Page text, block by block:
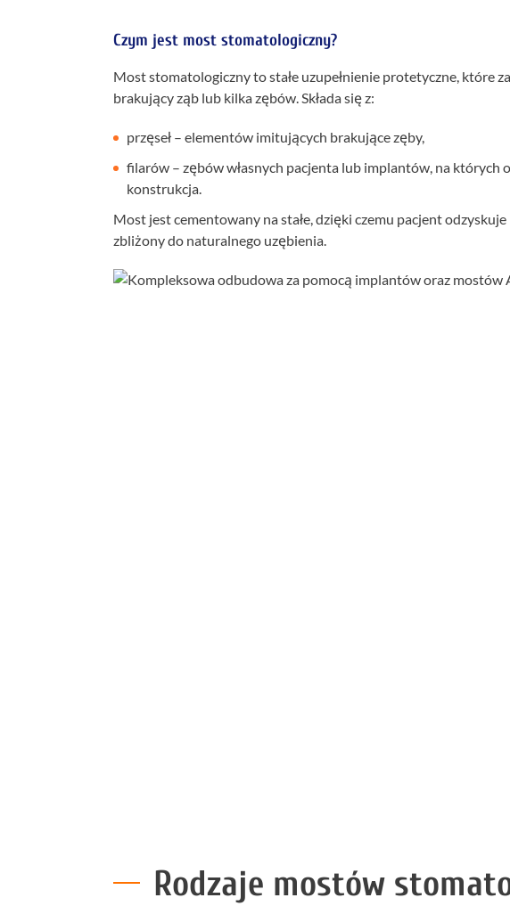
Czym jest most stomatologiczny?
Most stomatologiczny to stałe uzupełnienie protetyczne, które
brakujący ząb lub kilka zębów. Składa się z:
przęseł – elementów imitujących brakujące zęby,
filarów – zębów własnych pacjenta lub implantów, na których
konstrukcja.
Most jest cementowany na stałe, dzięki czemu pacjent
zbliżony do naturalnego uzębienia.
Rodzaje mostów